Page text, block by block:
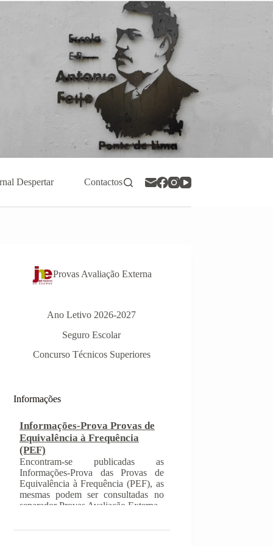
Despertar Contactos
Provas Avaliação Externa
Ano Letivo 2026-2027
Seguro Escolar
Concurso Técnicos Superiores
Informações
Informações-Prova Provas de
Equivalência à Frequência
Equivalência à Frequência (PEF), as
separador Provas Avaliação Externa.
INSCRIÇÃO NAS PROVAS
FINAIS E NAS PROVAS DE
EQUIVALÊNCIA À
FREQUÊNCIA
Com a publicação da Norma 1 do
JNE – Júri Nacional de Exames,